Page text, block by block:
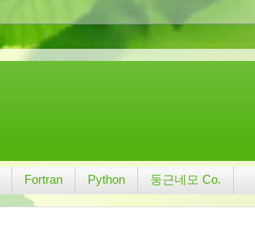
Fortran Python 둥근네모 Co.